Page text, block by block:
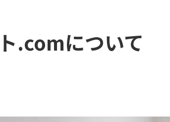
.comについて